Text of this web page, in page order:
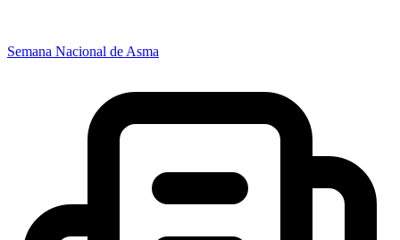
Semana Nacional de Asma